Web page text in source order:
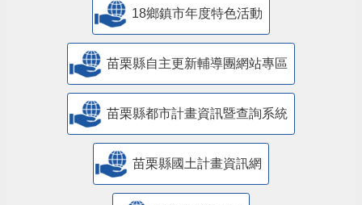
18鄉鎮市年度特色活動
苗栗縣自主更新輔導團網站專區
苗栗縣都市計畫資訊暨查詢系統
苗栗縣國土計畫資訊網